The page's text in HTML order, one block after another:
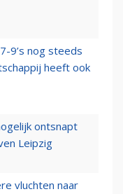
9’s nog steeds
heeft ook
ontsnapt
Leipzig
vluchten naar